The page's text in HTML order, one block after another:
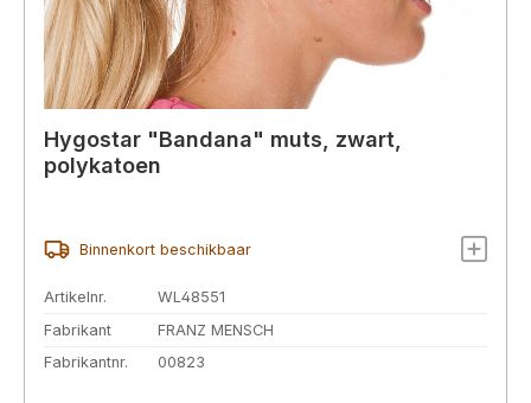
Hygostar "Bandana" muts, zwart,
polykatoen
Binnenkort beschikbaar
Artikelnr.
WL48551
Fabrikant
FRANZ MENSCH
Fabrikantnr.
00823